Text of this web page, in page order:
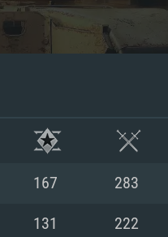
167 283
131 222